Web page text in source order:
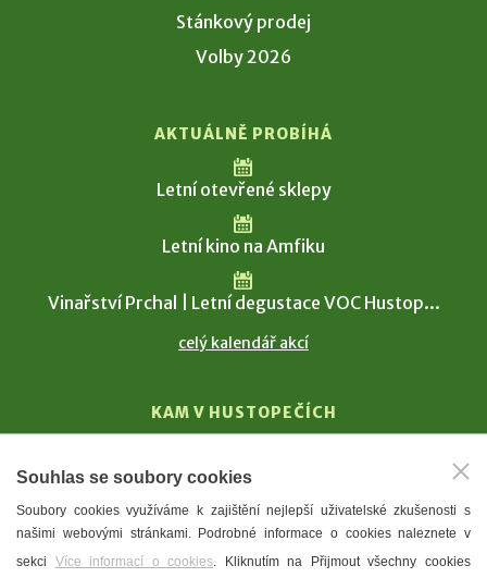
Stánkový prodej
Volby 2026
AKTUÁLNĚ PROBÍHÁ
Letní otevřené sklepy
Letní kino na Amfiku
Vinařství Prchal | Letní degustace VOC Hustop...
celý kalendář akcí
KAM V HUSTOPEČÍCH
T. G. Masaryk
Mandloně
Ubytování
Souhlas se soubory cookies
Soubory cookies využíváme k zajištění nejlepší uživatelské zkušenosti s
našimi webovými stránkami. Podrobné informace o cookies naleznete v
sekci Více informací o cookies. Kliknutím na Přijmout všechny cookies